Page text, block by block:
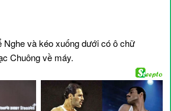
Nghe và kéo xuống dưới có ô chữ
Chuông về máy.